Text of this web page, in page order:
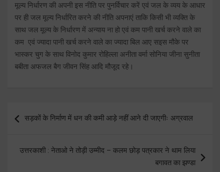
मूल्य निर्धारण की अपनी इस नीति पर पुनर्विचार करें एवं जल के व्यय के आधार
पर ही जल मूल्य निर्धारित करने की नीति अपनाएं ताकि किसी भी व्यक्ति के
साथ जल मूल्य के निर्धारण में अन्याय ना हो एवं कम पानी खर्च करने वाले का
कम एवं ज्यादा पानी खर्च करने वाले का ज्यादा बिल आए सइस मौके पर
भास्कर चुग के साथ विनोद कुमार रोहिल्ला अनीता वर्मा सोनिया जीना सुनीता
बबीता अफजल बैग जीवन सिंह आदि मौजूद रहे।
navigation
सड़कों के निर्माण में धन की कमी आड़े नहीं आने दी जाएगीः अग्रवाल
उत्तरकाशी : नेताओ ने तोड़ी उम्मीद – कलम छोड़ पत्रकार ने थाम लिया
बगावत का झण्डा